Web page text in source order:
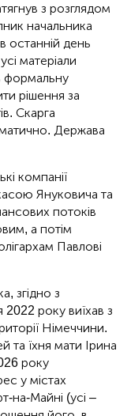
з розглядом
начальника
останній день
матеріали
формальну
рішення за
Скарга
Держава
компанії
Януковича та
потоків
а потім
Павлові
згідно з
року виїхав з
Німеччини.
та їхня мати Ірина
року
у містах
на-Майні (усі –